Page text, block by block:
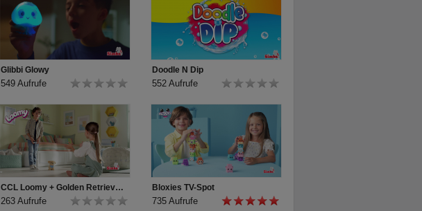
Glibbi Glowy
549 Aufrufe
Doodle N Dip
552 Aufrufe
CCL Loomy + Golden Retriever TV-Spot
263 Aufrufe
Bloxies TV-Spot
735 Aufrufe